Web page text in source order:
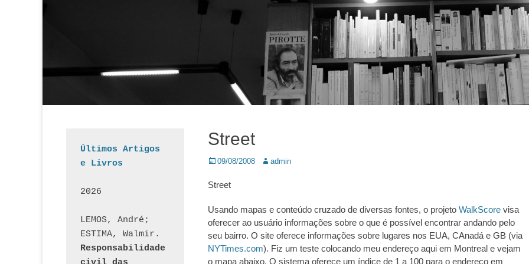
Street
Posted
09/08/2008 Autor:
admin
Street
Usando mapas e conteúdo cruzado de diversas fontes, o projeto WalkScore visa
oferecer ao usuário informações sobre o que é possível encontrar andando pelo
seu bairro. O site oferece informações sobre lugares nos EUA, CAnadá e GB (via
NYTimes.com). Fiz um teste colocando meu endereço aqui em Montreal e vejam
o mapa abaixo. O sistema oferece um índice de 1 a 100 para o endereço em
Últimos Artigos
e Livros
2026
LEMOS, André;
Responsabilidade